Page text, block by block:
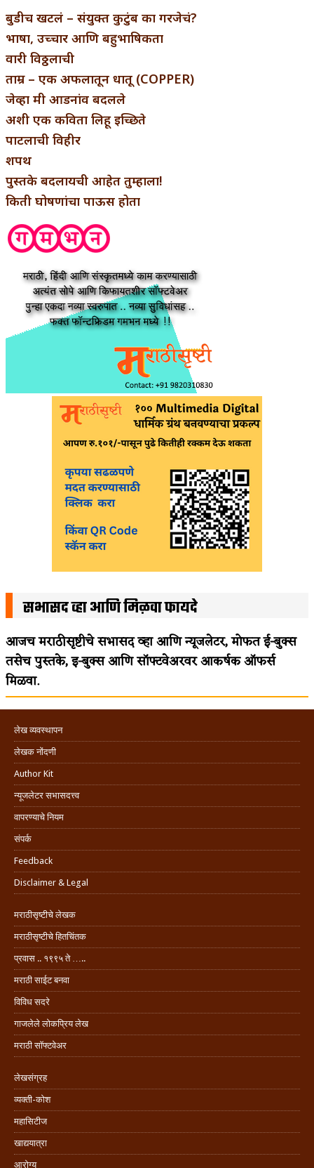
बुडीच खटलं – संयुक्त कुटुंब का गरजेचं?
भाषा, उच्चार आणि बहुभाषिकता
वारी विठ्ठलाची
ताम्र – एक अफलातून धातू (COPPER)
जेव्हा मी आडनांव बदलले
अशी एक कविता लिहू इच्छिते
पाटलाची विहीर
शपथ
पुस्तके बदलायची आहेत तुम्हाला!
किती घोषणांचा पाऊस होता
सभासद व्हा आणि मिळवा फायदे
आजच मराठीसृष्टीचे सभासद व्हा आणि न्यूजलेटर, मोफत ई-बुक्स
तसेच पुस्तके, इ-बुक्स आणि सॉफ्टवेअरवर आकर्षक ऑफर्स
मिळवा.
लेख व्यवस्थापन
लेखक नोंदणी
Author Kit
न्यूजलेटर सभासदत्त्व
वापरण्याचे नियम
संपर्क
Feedback
Disclaimer & Legal
मराठीसृष्टीचे लेखक
मराठीसृष्टीचे हितचिंतक
प्रवास .. १९९५ ते …..
मराठी साईट बनवा
विविध सदरे
गाजलेले लोकप्रिय लेख
मराठी सॉफ्टवेअर
लेखसंग्रह
व्यक्ती-कोश
महासिटीज
खाद्ययात्रा
आरोग्य